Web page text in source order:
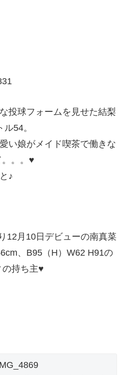
投球フォームを見せた結梨
54。
い娘がメイド喫茶で働きな
。。♥
♪
12月10日デビューの南真菜
、B95（H）W62 H91の
持ち主♥